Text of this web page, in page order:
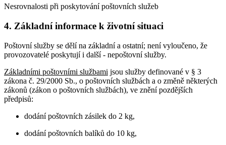
Nesrovnalosti při poskytování poštovních služeb
4. Základní informace k životní situaci
Poštovní služby se dělí na základní a ostatní; není vyloučeno, že
provozovatelé poskytují i další - nepoštovní služby.
Základními poštovními službami jsou služby definované v § 3
zákona č. 29/2000 Sb., o poštovních službách a o změně některých
zákonů (zákon o poštovních službách), ve znění pozdějších
předpisů:
dodání poštovních zásilek do 2 kg,
dodání poštovních balíků do 10 kg,